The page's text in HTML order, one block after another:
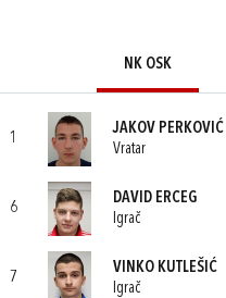
NK OSK
1
JAKOV PERKOVIĆ
Vratar
6
DAVID ERCEG
Igrač
7
VINKO KUTLEŠIĆ
Igrač